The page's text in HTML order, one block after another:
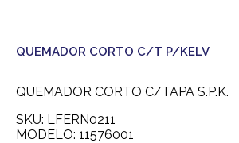
QUEMADOR CORTO C/T P/KELV
QUEMADOR CORTO C/TAPA S.P.K.
SKU: LFERN0211
MODELO: 11576001